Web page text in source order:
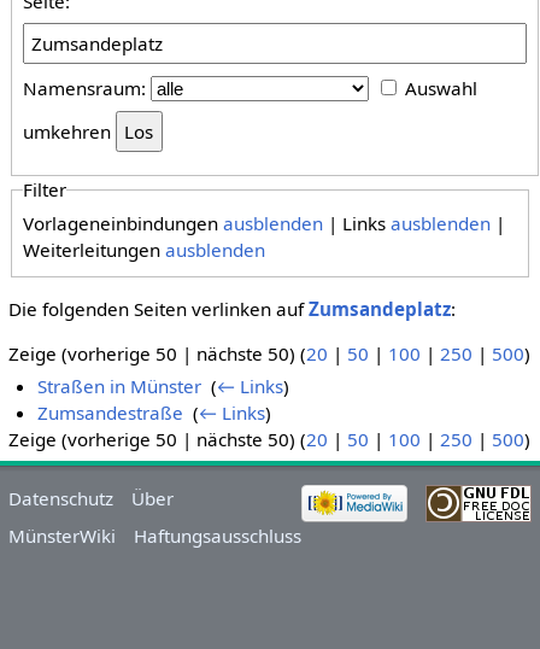
Namensraum:
Auswahl
umkehren
Filter
Vorlageneinbindungenausblenden | Linksausblenden |
Weiterleitungenausblenden
Die folgenden Seiten verlinken aufZumsandeplatz:
Zeige (vorherige 50 | nächste 50) (20 | 50 | 100 | 250 | 500)
Straßen in Münster ‎(← Links)
Zumsandestraße ‎(← Links)
Zeige (vorherige 50 | nächste 50) (20 | 50 | 100 | 250 | 500)
Datenschutz
Über
MünsterWiki
Haftungsausschluss